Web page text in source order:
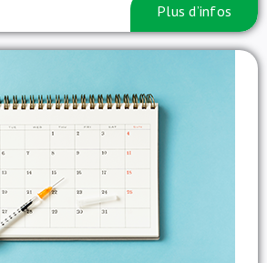
Plus d’infos